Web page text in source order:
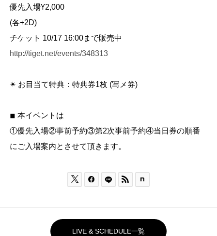
優先入場¥2,000
(各+2D)
チケット 10/17 16:00まで販売中
http://tiget.net/events/348313
✴︎ お目当て特典：特典券1枚 (写メ券)
◾︎ 本イベントは
①優先入場②事前予約③第2次事前予約④当日券の順番
にご入場案内とさせて頂きます。
  
LIVE & SCHEDULE一覧